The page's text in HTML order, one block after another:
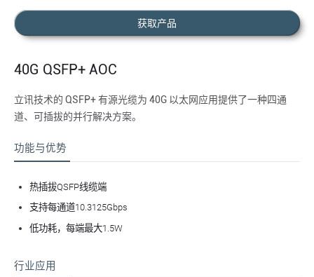
获取产品
40G QSFP+ AOC
立讯技术的 QSFP+ 有源光缆为 40G 以太网应用提供了一种四通
道、可插拔的并行解决方案。
功能与优势
热插拔QSFP线缆端
支持每通道10.3125Gbps
低功耗，每端最大1.5W
行业应用